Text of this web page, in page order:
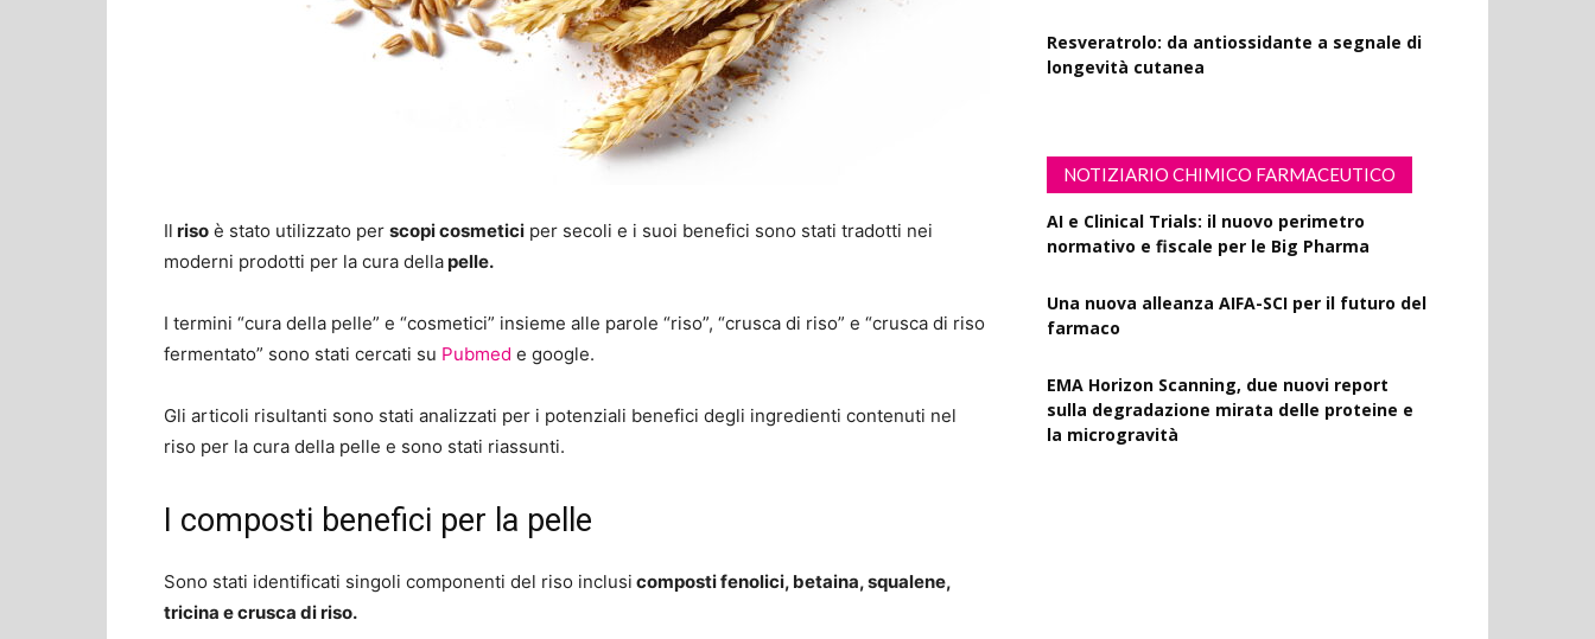
Il riso è stato utilizzato per scopi cosmetici per secoli e i suoi benefici sono stati tradotti nei
moderni prodotti per la cura dellapelle.
I termini “cura della pelle” e “cosmetici” insieme alle parole “riso”, “crusca di riso” e “crusca di riso
fermentato” sono stati cercati su Pubmed e google.
Gli articoli risultanti sono stati analizzati per i potenziali benefici degli ingredienti contenuti nel
riso per la cura della pelle e sono stati riassunti.
I composti benefici per la pelle
Sono stati identificati singoli componenti del riso inclusi composti fenolici, betaina, squalene,
tricina e crusca di riso.
Resveratrolo: da antiossidante a segnale di
longevità cutanea
NOTIZIARIO CHIMICO FARMACEUTICO
AI e Clinical Trials: il nuovo perimetro
normativo e fiscale per le Big Pharma
Una nuova alleanza AIFA-SCI per il futuro del
farmaco
EMA Horizon Scanning, due nuovi report
sulla degradazione mirata delle proteine e
la microgravità